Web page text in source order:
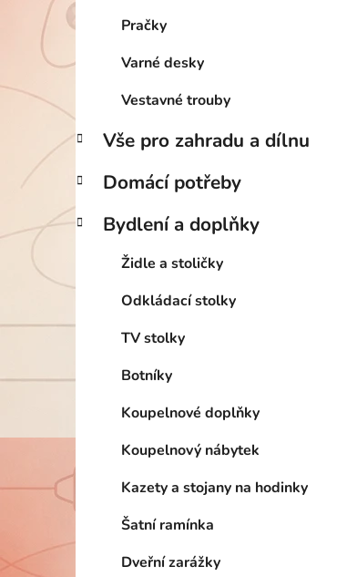
Pračky
Varné desky
Vestavné trouby
Vše pro zahradu a dílnu
Domácí potřeby
Bydlení a doplňky
Židle a stoličky
Odkládací stolky
TV stolky
Botníky
Koupelnové doplňky
Koupelnový nábytek
Kazety a stojany na hodinky
Šatní ramínka
Dveřní zarážky